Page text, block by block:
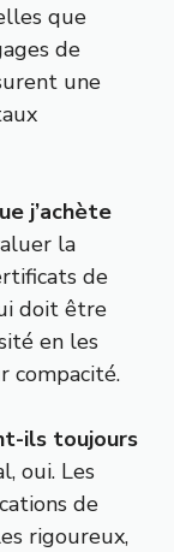
que
de
une
j’achète
la
de
doit être
en les
compacité.
ils toujours
oui. Les
de
rigoureux,